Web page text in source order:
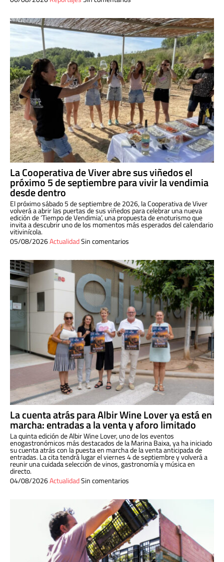
La Cooperativa de Viver abre sus viñedos el
próximo 5 de septiembre para vivir la vendimia
desde dentro
El próximo sábado 5 de septiembre de 2026, la Cooperativa de Viver
volverá a abrir las puertas de sus viñedos para celebrar una nueva
edición de ‘Tiempo de Vendimia’, una propuesta de enoturismo que
invita a descubrir uno de los momentos más esperados del calendario
vitivinícola.
05/08/2026ActualidadSin comentarios
La cuenta atrás para Albir Wine Lover ya está en
marcha: entradas a la venta y aforo limitado
La quinta edición de Albir Wine Lover, uno de los eventos
enogastronómicos más destacados de la Marina Baixa, ya ha iniciado
su cuenta atrás con la puesta en marcha de la venta anticipada de
entradas. La cita tendrá lugar el viernes 4 de septiembre y volverá a
reunir una cuidada selección de vinos, gastronomía y música en
directo.
04/08/2026ActualidadSin comentarios